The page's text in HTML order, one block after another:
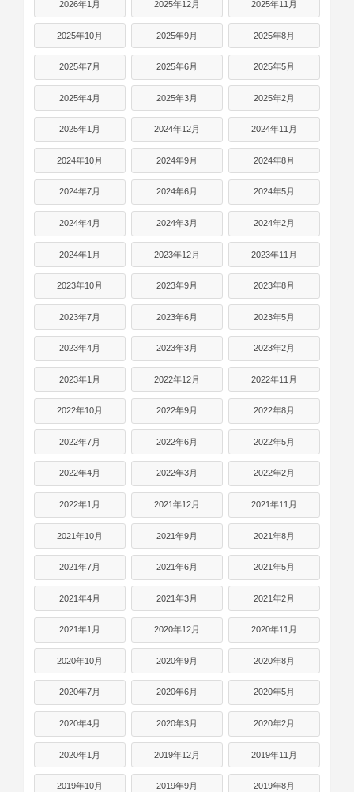
2026年1月 2025年12月 2025年11月
2025年10月 2025年9月 2025年8月
2025年7月 2025年6月 2025年5月
2025年4月 2025年3月 2025年2月
2025年1月 2024年12月 2024年11月
2024年10月 2024年9月 2024年8月
2024年7月 2024年6月 2024年5月
2024年4月 2024年3月 2024年2月
2024年1月 2023年12月 2023年11月
2023年10月 2023年9月 2023年8月
2023年7月 2023年6月 2023年5月
2023年4月 2023年3月 2023年2月
2023年1月 2022年12月 2022年11月
2022年10月 2022年9月 2022年8月
2022年7月 2022年6月 2022年5月
2022年4月 2022年3月 2022年2月
2022年1月 2021年12月 2021年11月
2021年10月 2021年9月 2021年8月
2021年7月 2021年6月 2021年5月
2021年4月 2021年3月 2021年2月
2021年1月 2020年12月 2020年11月
2020年10月 2020年9月 2020年8月
2020年7月 2020年6月 2020年5月
2020年4月 2020年3月 2020年2月
2020年1月 2019年12月 2019年11月
2019年10月 2019年9月 2019年8月